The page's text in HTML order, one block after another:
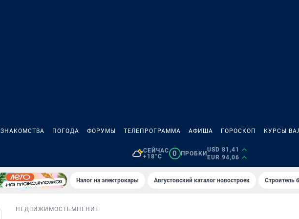
ЗНАКОМСТВА ПОГОДА ФОРУМЫ ТЕЛЕПРОГРАММА АФИША ГОРОСКОП КУРСЫ
СЕЙЧАС
+18°C
0 ПРОБКИ
USD 81,41
EUR 94,06
Налог на электрокары Августовский каталог новостроек Строитель
НЕДВИЖИМОСТЬ МНЕНИЕ